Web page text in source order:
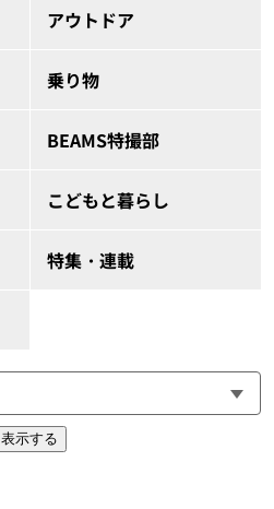
アウトドア
乗り物
BEAMS特撮部
こどもと暮らし
特集・連載
表示する